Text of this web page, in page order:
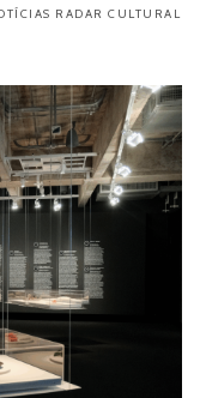
RADAR CULTURAL